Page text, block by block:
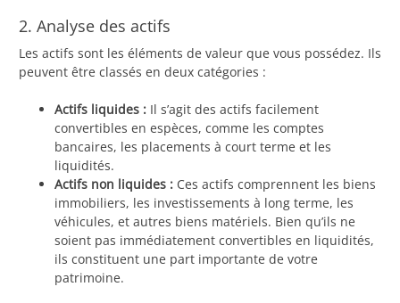
2. Analyse des actifs
Les actifs sont les éléments de valeur que vous possédez. Ils
peuvent être classés en deux catégories :
Actifs liquides : Il s’agit des actifs facilement
convertibles en espèces, comme les comptes
bancaires, les placements à court terme et les
liquidités.
Actifs non liquides : Ces actifs comprennent les biens
immobiliers, les investissements à long terme, les
véhicules, et autres biens matériels. Bien qu’ils ne
soient pas immédiatement convertibles en liquidités,
ils constituent une part importante de votre
patrimoine.